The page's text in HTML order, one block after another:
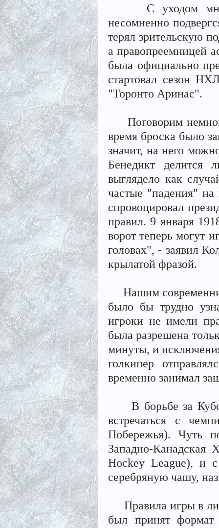
С уходом
несомненно
терял зрительскую
а правопреемницей
была официально
стартовал сезон
"Торонто Аринас".
Поговорим
время броска было
значит, на него
Бенедикт делится
выглядело как
частые "падения"
спровоцировал
правил. 9 января
ворот теперь могут
головах", - заявил
крылатой фразой.
Нашим
было бы трудно
игроки не имели
была разрешена
минуты, и
голкипер
временно занимал
В борьбе за
встречаться с
Побережья). Чуть
Западно-Канадская
Hockey League), и
серебряную чашу,
Правила игры в
был принят